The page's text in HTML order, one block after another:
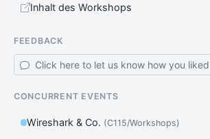
Inhalt des Workshops
FEEDBACK
Click here to let us know how you
CONCURRENT EVENTS
Wireshark & Co. (C115/Workshops)